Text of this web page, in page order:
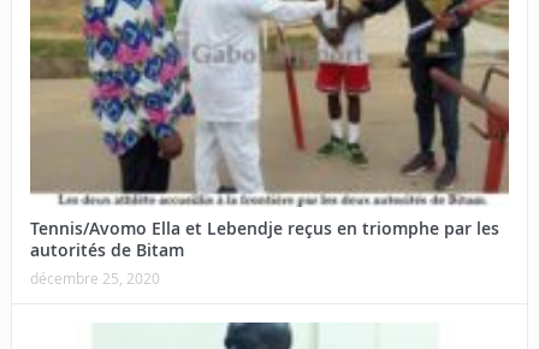
Tennis/Avomo Ella et Lebendje reçus en triomphe par les
autorités de Bitam
décembre 25, 2020